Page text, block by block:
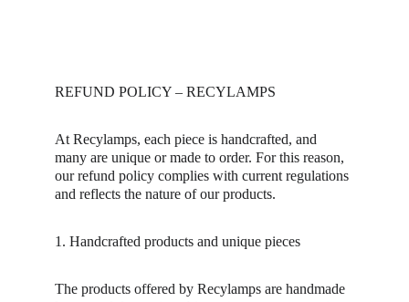
REFUND POLICY – RECYLAMPS
At Recylamps, each piece is handcrafted, and
many are unique or made to order. For this reason,
our refund policy complies with current regulations
and reflects the nature of our products.
1. Handcrafted products and unique pieces
The products offered by Recylamps are handmade